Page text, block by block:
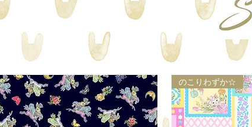
のこりわずか☆